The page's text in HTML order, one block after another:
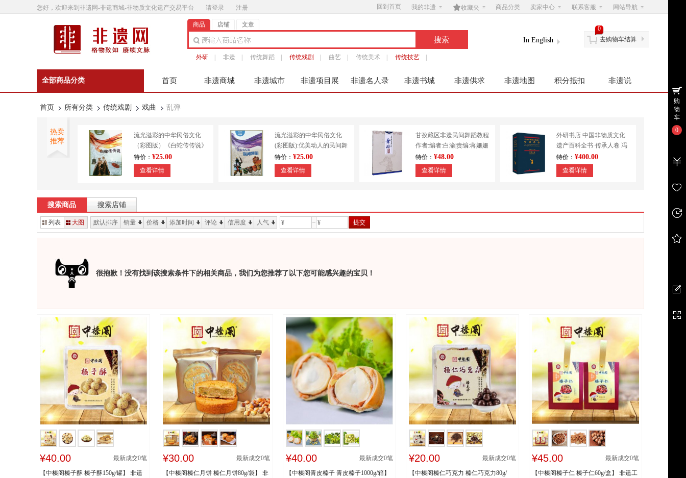
您好，欢迎来到非遗网-非遗商城-非物质文化遗产交易平台 请登录 注册 回到首页 我的非遗 󰄓收藏夹 商品分类 卖家中心 联系客服 网站导航
商品 店铺 文章
外研 非遗 传统舞蹈 传统戏剧 曲艺 传统美术 传统技艺
In English 去购物车结算
0
全部商品分类 首页 非遗商城 非遗城市 非遗项目展 非遗名人录 非遗书城 非遗供求 非遗地图 积分抵扣 非遗说
非遗微影
首页 所有分类 传统戏剧 戏曲 乱弹
热卖
推荐
流光溢彩的中华民俗文化
（彩图版）《白蛇传传说》
9787553450643
特价： ¥25.00
查看详情
流光溢彩的中华民俗文化
(彩图版):优美动人的民间舞
蹈 9787553451213
特价： ¥25.00
查看详情
甘孜藏区非遗民间舞蹈教程
作者:编者:白渝|责编:蒋姗姗
出版社:四川大学
特价： ¥48.00
查看详情
外研书店 中国非物质文化
遗产百科全书·传承人卷 冯
骥才 民间文学 其他
特价： ¥400.00
查看详情
特价：¥610.00
查看详情
搜索商品 搜索店铺
列表 大图 默认排序 销量 价格 添加时间 评论 信用度 人气 ¥ ¥ 提交
很抱歉！没有找到该搜索条件下的相关商品，我们为您推荐了以下您可能感兴趣的宝贝！
¥40.00 最新成交0笔
【中榛阁榛子酥 榛子酥150g/罐】 非遗
¥30.00 最新成交0笔
【中榛阁榛仁月饼 榛仁月饼80g/袋】 非
¥40.00 最新成交0笔
【中榛阁青皮榛子 青皮榛子1000g/箱】
¥20.00 最新成交0笔
【中榛阁榛仁巧克力 榛仁巧克力80g/
¥45.00 最新成交0笔
【中榛阁榛子仁 榛子仁60g/盒】 非遗工
购
物
车
0